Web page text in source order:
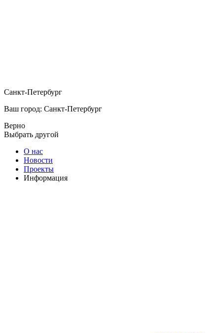
Санкт-Петербург
Ваш город: Санкт-Петербург
Верно
Выбрать другой
О нас
Новости
Проекты
Информация